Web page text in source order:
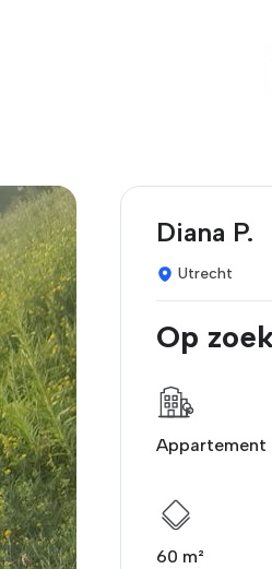
Diana P.
Utrecht
Op
Appartement
60 m²